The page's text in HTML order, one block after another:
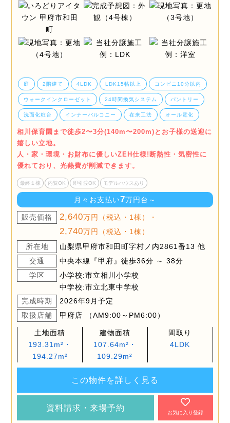
庭 2階建て 4LDK LDK15帖以上 コンビニ10分以内
ウォークインクローゼット 24時間換気システム パントリー
洗面化粧台 インナーバルコニー 在来工法 オール電化
相川保育園まで徒歩2〜3分(140m〜200m)とお子様の送迎に
嬉しい立地。
人・家・環境・お財布に優しいZEH仕様!断熱性・気密性に
優れており、光熱費が削減できます。
最終１棟 内覧OK 即引渡OK モデルハウスあり
月々お支払い7万円台～
販売価格 2,640万円（税込・1棟）・
2,740万円（税込・1棟）
所在地
山梨県甲府市和田町字村ノ内2861番13 他
交通
中央本線『甲府』徒歩36分 ～ 38分
学区
小学校:市立相川小学校
中学校:市立北東中学校
完成時期
2026年9月予定
取扱店舗
甲府店 （AM9:00～PM6:00）
土地面積
193.31m²・
194.27m²
建物面積
107.64m²・
109.29m²
間取り
4LDK
この物件を詳しく見る
資料請求・来場予約
お気に入り登録